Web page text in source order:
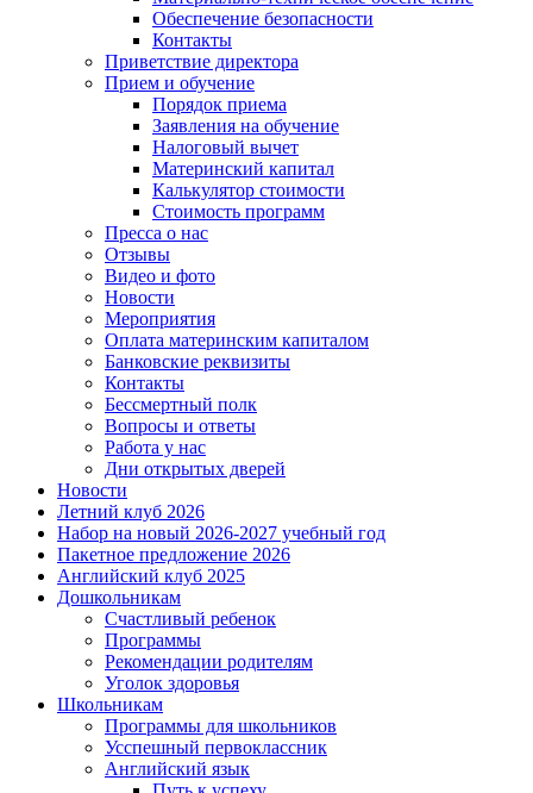
Обеспечение безопасности
Контакты
Приветствие директора
Прием и обучение
Порядок приема
Заявления на обучение
Налоговый вычет
Материнский капитал
Калькулятор стоимости
Стоимость программ
Пресса о нас
Отзывы
Видео и фото
Новости
Мероприятия
Оплата материнским капиталом
Банковские реквизиты
Контакты
Бессмертный полк
Вопросы и ответы
Работа у нас
Дни открытых дверей
Новости
Летний клуб 2026
Набор на новый 2026-2027 учебный год
Пакетное предложение 2026
Английский клуб 2025
Дошкольникам
Счастливый ребенок
Программы
Рекомендации родителям
Уголок здоровья
Школьникам
Программы для школьников
Усспешный первоклассник
Английский язык